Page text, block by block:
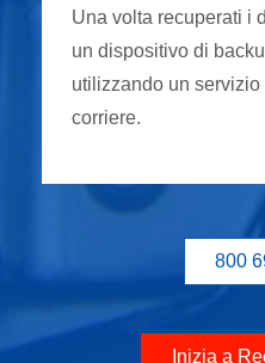
Una volta recuperati i
un dispositivo di
utilizzando un
corriere.
800
Inizia a